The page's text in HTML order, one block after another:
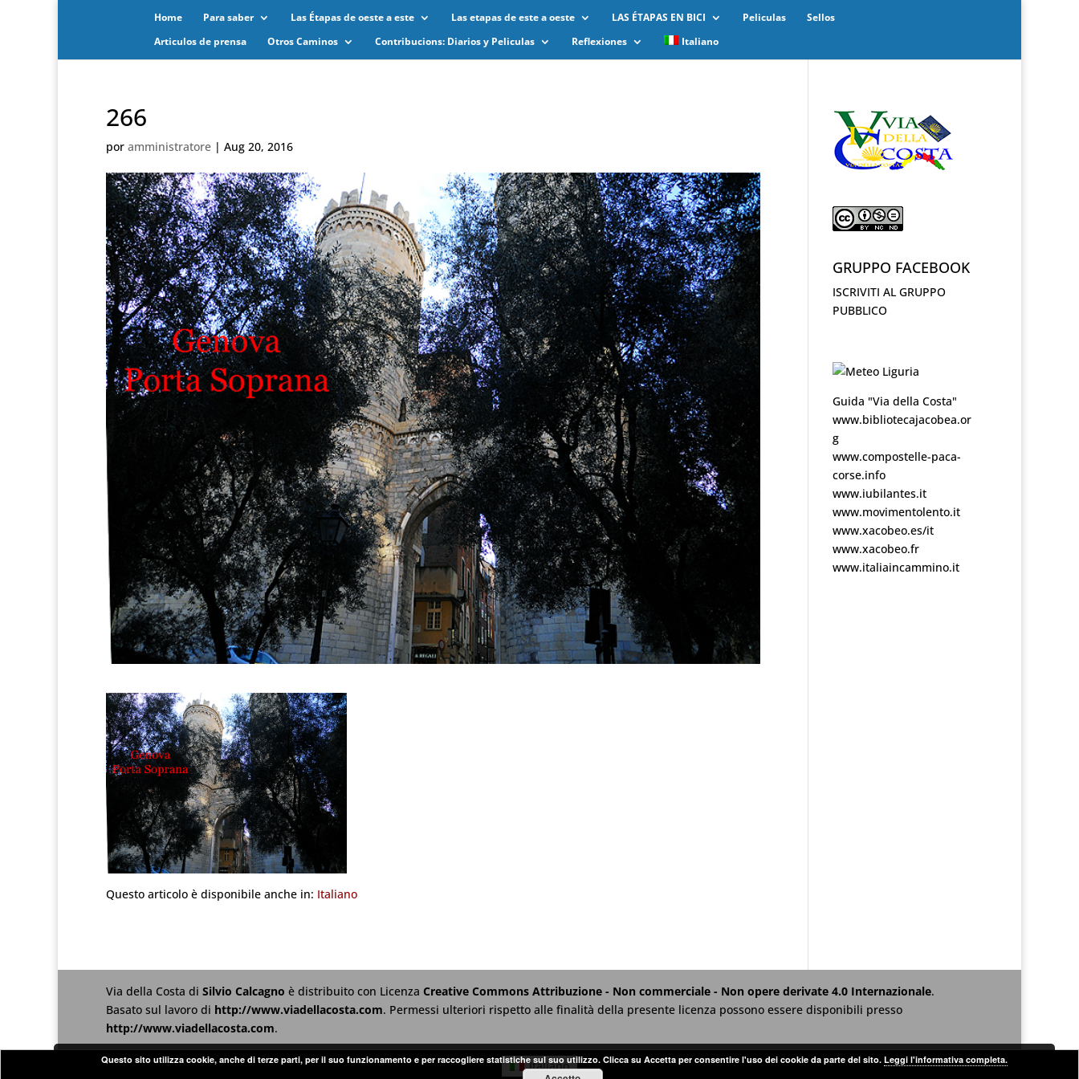
Home Para saber Las Étapas de oeste a este Las etapas de este a oeste LAS ÉTAPAS EN BICI Peliculas
Sellos
Articulos de prensa
Otros Caminos Contribucions: Diarios y Peliculas Reflexiones Italiano
266
por amministratore | Aug 20, 2016
Questo articolo è disponibile anche in: Italiano
GRUPPO FACEBOOK
ISCRIVITI AL GRUPPO
PUBBLICO
Guida "Via della Costa"
www.bibliotecajacobea.or
g
www.compostelle-paca-
corse.info
www.iubilantes.it
www.movimentolento.it
www.xacobeo.es/it
www.xacobeo.fr
www.italiaincammino.it
Via della Costa di Silvio Calcagno è distribuito con Licenza Creative Commons Attribuzione - Non commerciale - Non opere derivate 4.0 Internazionale.
Basato sul lavoro di http://www.viadellacosta.com. Permessi ulteriori rispetto alle finalità della presente licenza possono essere disponibili presso
http://www.viadellacosta.com.
Italiano
Questo sito utilizza cookie, anche di terze parti, per il suo funzionamento e per raccogliere statistiche sul suo utilizzo. Clicca su Accetta per consentire l'uso dei cookie da parte del sito.Leggi l'informativa completa.